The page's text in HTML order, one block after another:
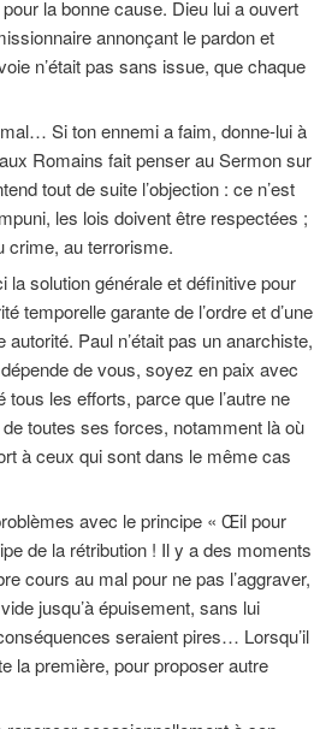
la bonne cause. Dieu lui a ouvert
annonçant le pardon et
n’était pas sans issue, que chaque
Si ton ennemi a faim, donne-lui à
Romains fait penser au Sermon sur
tout de suite l’objection : ce n’est
les lois doivent être respectées ;
crime, au terrorisme.
la solution générale et définitive pour
temporelle garante de l’ordre et d’une
Paul n’était pas un anarchiste,
de vous, soyez en paix avec
les efforts, parce que l’autre ne
toutes ses forces, notamment là où
à ceux qui sont dans le même cas
avec le principe « Œil pour
de la rétribution ! Il y a des moments
cours au mal pour ne pas l’aggraver,
jusqu’à épuisement, sans lui
seraient pires… Lorsqu’il
la première, pour proposer autre